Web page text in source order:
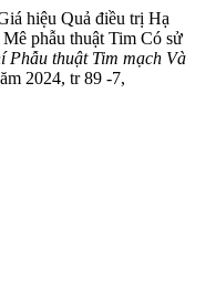
hiệu Quả điều trị Hạ
phẫu thuật Tim Có sử
Phẫu thuật Tim mạch Và
2024, tr 89 -7,